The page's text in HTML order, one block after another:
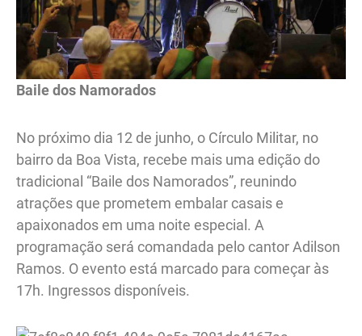
Baile dos Namorados
No próximo dia 12 de junho, o Círculo Militar, no
bairro da Boa Vista, recebe mais uma edição do
tradicional “Baile dos Namorados”, reunindo
atrações que prometem embalar casais e
apaixonados em uma noite especial. A
programação será comandada pelo cantor Adilson
Ramos. O evento está marcado para começar às
17h. Ingressos disponíveis.